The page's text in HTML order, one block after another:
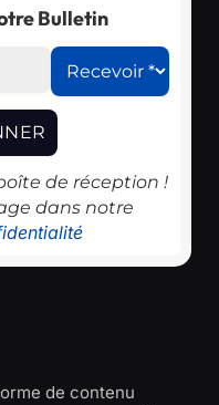
Bulletin
de réception !
dans notre
de contenu